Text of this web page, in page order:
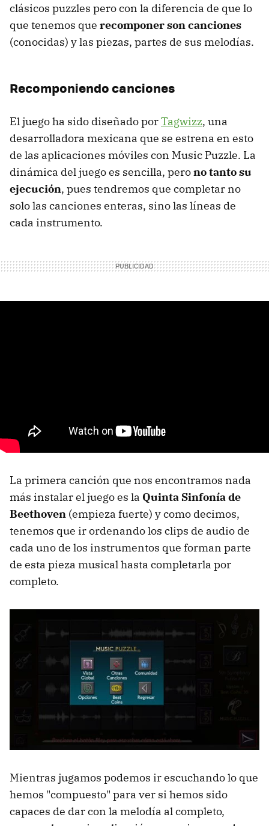
clásicos puzzles pero con la diferencia de que lo
que tenemos que recomponer son canciones
(conocidas) y las piezas, partes de sus melodías.
Recomponiendo canciones
El juego ha sido diseñado porTagwizz, una
desarrolladora mexicana que se estrena en esto
de las aplicaciones móviles con Music Puzzle. La
dinámica del juego es sencilla, perono tanto su
ejecución, pues tendremos que completar no
solo las canciones enteras, sino las líneas de
cada instrumento.
La primera canción que nos encontramos nada
más instalar el juego es la Quinta Sinfonía de
Beethoven (empieza fuerte) y como decimos,
tenemos que ir ordenando los clips de audio de
cada uno de los instrumentos que forman parte
de esta pieza musical hasta completarla por
completo.
Mientras jugamos podemos ir escuchando lo que
hemos "compuesto" para ver si hemos sido
capaces de dar con la melodía al completo,